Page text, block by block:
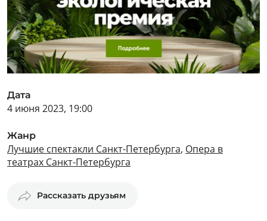
Дата
4 июня 2023, 19:00
Жанр
Лучшие спектакли Санкт-Петербурга, Опера в
театрах Санкт-Петербурга
Рассказать друзьям